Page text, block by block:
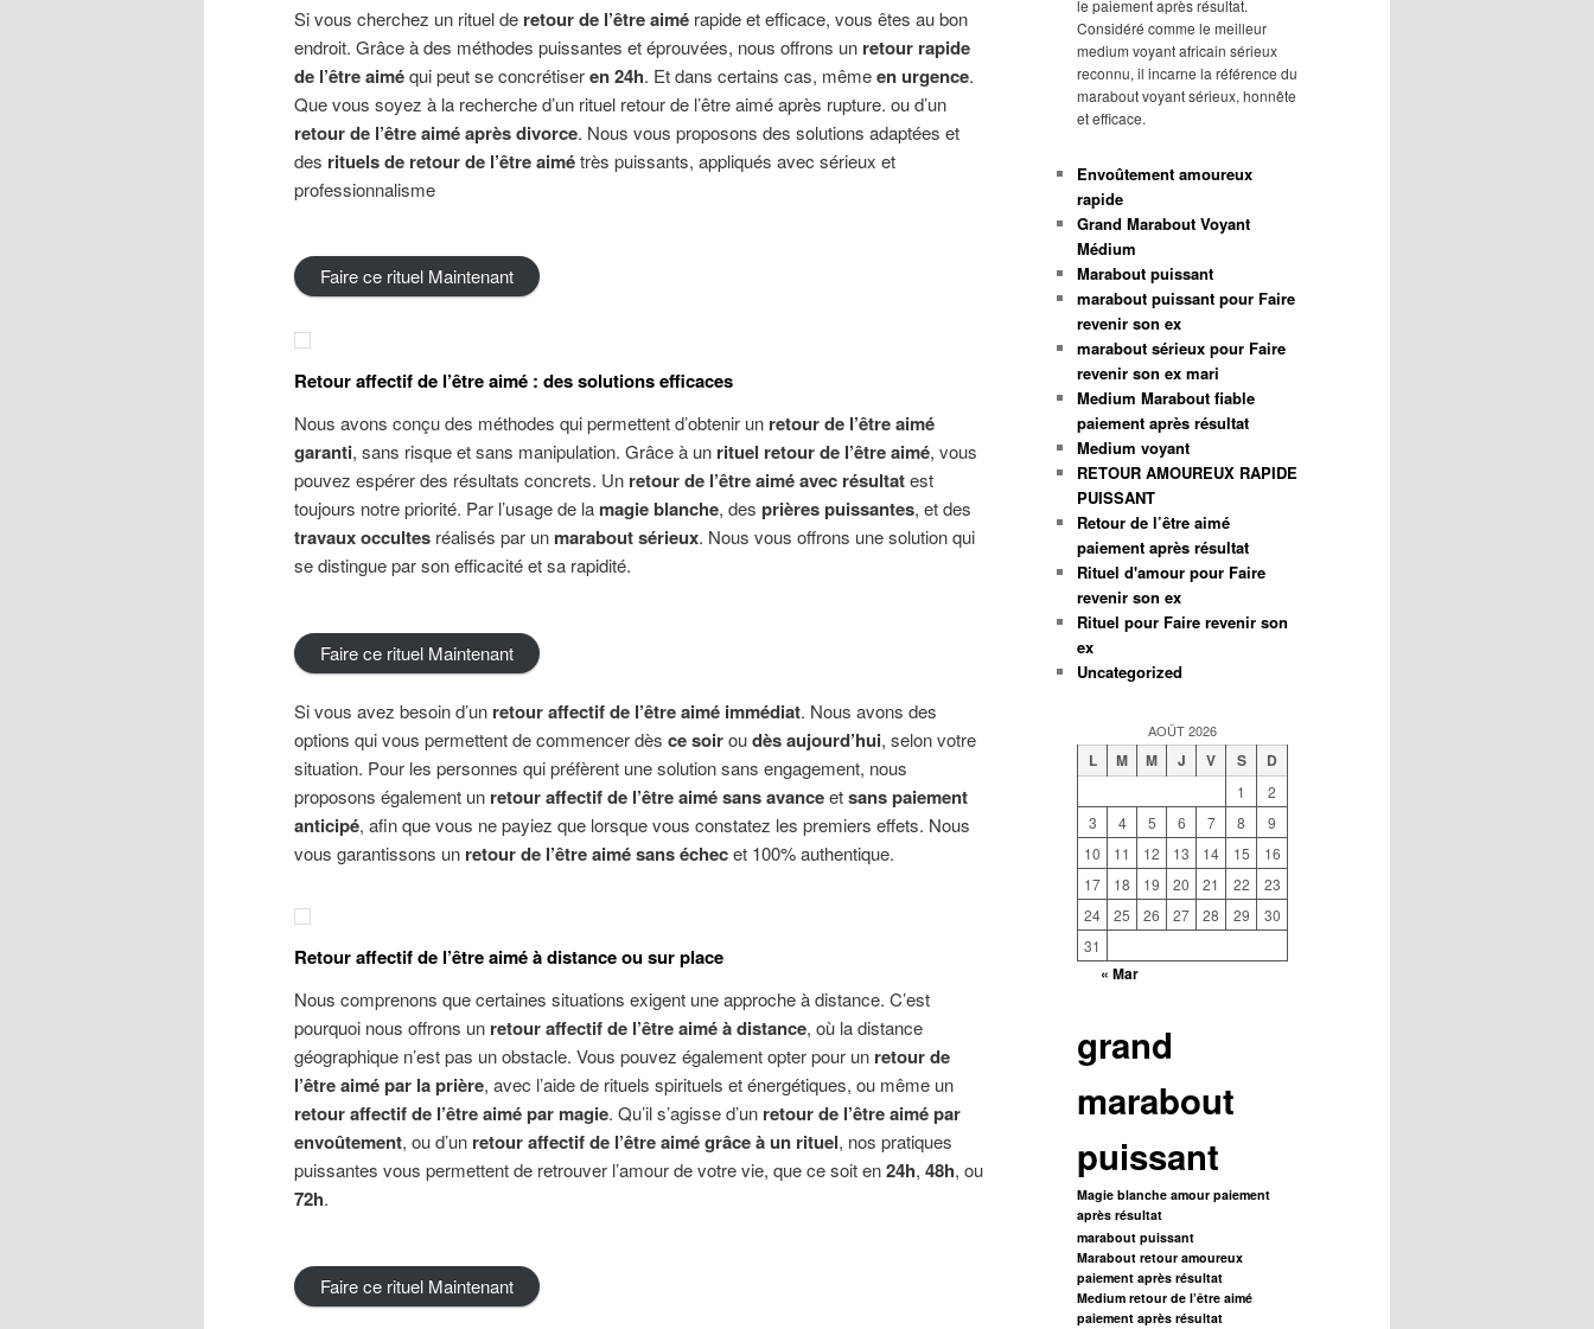
Si vous cherchez un rituel de retour de l’être aimé rapide et efficace, vous êtes au bon
endroit. Grâce à des méthodes puissantes et éprouvées, nous offrons un retour rapide
de l’être aiméqui peut se concrétiseren 24h. Et dans certains cas, mêmeen urgence.
Que vous soyez à la recherche d’un rituel retour de l’être aimé après rupture. ou d’un
retour de l’être aimé après divorce. Nous vous proposons des solutions adaptées et
des rituels de retour de l’être aimétrès puissants, appliqués avec sérieux et
professionnalisme
Faire ce rituel Maintenant
Retouraffectifde l’être aimé : des solutions efficaces
Nous avons conçu des méthodes qui permettent d’obtenir un retour de l’être aimé
garanti, sans risque et sans manipulation. Grâce à un rituel retour de l’être aimé, vous
pouvez espérer des résultats concrets. Un retour de l’être aimé avec résultatest
toujours notre priorité. Par l’usage de la magie blanche, des prières puissantes, et des
travaux occultes réalisés par un marabout sérieux. Nous vous offrons une solution qui
se distingue par son efficacité et sa rapidité.
Faire ce rituel Maintenant
Si vous avez besoin d’un retouraffectif de l’être aimé immédiat. Nous avons des
options qui vous permettent de commencer dès ce soiroudès aujourd’hui, selon votre
situation. Pour les personnes qui préfèrent une solution sans engagement, nous
proposons également un retouraffectifde l’être aimé sans avanceetsans paiement
anticipé, afin que vous ne payiez que lorsque vous constatez les premiers effets. Nous
vous garantissons un retour de l’être aimé sans échecet 100% authentique.
Retouraffectif de l’être aimé à distance ou sur place
Nous comprenons que certaines situations exigent une approche à distance. C’est
pourquoi nous offrons un retouraffectif de l’être aimé à distance, où la distance
géographique n’est pas un obstacle. Vous pouvez également opter pour un retour de
l’être aimé par la prière, avec l’aide de rituels spirituels et énergétiques, ou même un
retouraffectifde l’être aimé par magie. Qu’il s’agisse d’un retour de l’être aimé par
envoûtement, ou d’un retouraffectifde l’être aimé grâce à un rituel, nos pratiques
puissantes vous permettent de retrouver l’amour de votre vie, que ce soit en24h, 48h, ou
72h.
Faire ce rituel Maintenant
le paiement après résultat.
Considéré comme le meilleur
medium voyant africain sérieux
reconnu, il incarne la référence du
marabout voyant sérieux, honnête
et efficace.
Envoûtement amoureux
rapide
Grand Marabout Voyant
Médium
Marabout puissant
marabout puissant pour Faire
revenir son ex
marabout sérieux pour Faire
revenir son ex mari
Medium Marabout fiable
paiement après résultat
Medium voyant
RETOUR AMOUREUX RAPIDE
PUISSANT
Retour de l’être aimé
paiement après résultat
Rituel d'amour pour Faire
revenir son ex
Rituel pour Faire revenir son
ex
Uncategorized
AOÛT 2026
L M M J V S D
1
2
3
4 5 6 7 8
9
10
11 12 13 14 15
16
17
18 19 20 21 22
23
24
25 26 27 28 29
30
31
« Mar
grand
marabout
puissant
Magie blanche amour paiement
après résultat
marabout puissant
Marabout retour amoureux
paiement après résultat
Medium retour de l’être aimé
paiement après résultat